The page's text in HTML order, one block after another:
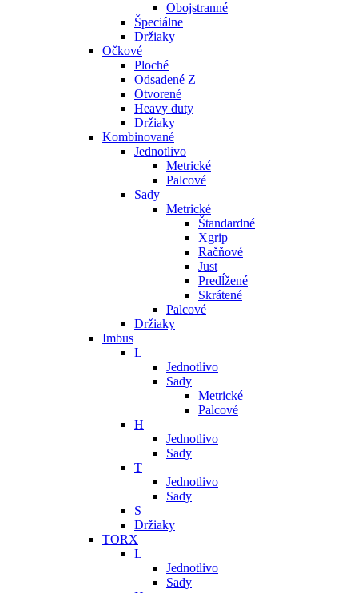
Obojstranné
Špeciálne
Držiaky
Očkové
Ploché
Odsadené Z
Otvorené
Heavy duty
Držiaky
Kombinované
Jednotlivo
Metrické
Palcové
Sady
Metrické
Štandardné
Xgrip
Račňové
Just
Predĺžené
Skrátené
Palcové
Držiaky
Imbus
L
Jednotlivo
Sady
Metrické
Palcové
H
Jednotlivo
Sady
T
Jednotlivo
Sady
S
Držiaky
TORX
L
Jednotlivo
Sady